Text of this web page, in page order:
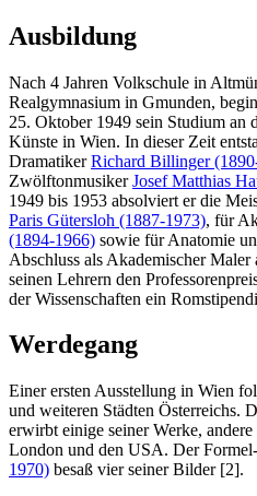
Ausbildung
Nach 4 Jahren Volkschule in
Realgymnasium in Gmunden,
25. Oktober 1949 sein Studium an
Künste in Wien. In dieser Zeit
DramatikerRichard Billinger
ZwölftonmusikerJosef Matthias
1949 bis 1953 absolviert er die
Paris Gütersloh (1887-1973), für
(1894-1966) sowie für Anatomie
Abschluss als Akademischer
seinen Lehrern den
der Wissenschaften ein
Werdegang
Einer ersten Ausstellung in Wien
und weiteren Städten Österreichs.
erwirbt einige seiner Werke,
London und den USA. Der
1970) besaß vier seiner Bilder [2].